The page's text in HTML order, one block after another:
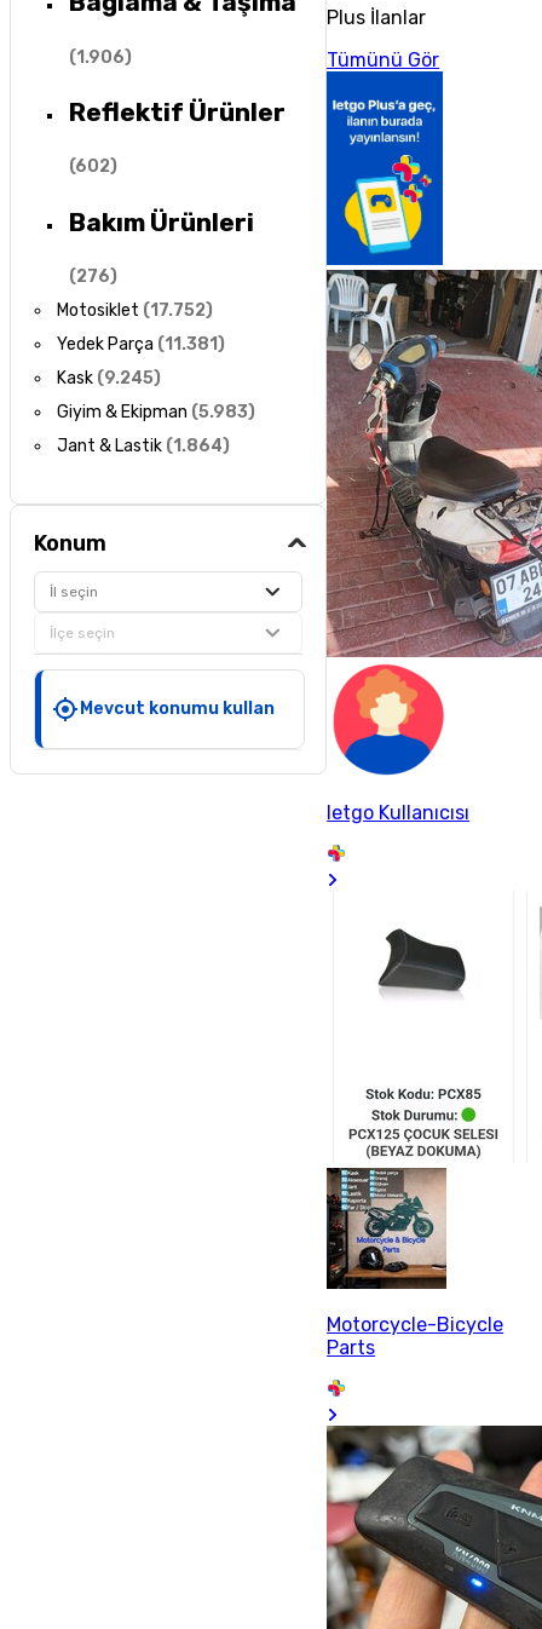
(1.906)
Reflektif Ürünler
(602)
Bakım Ürünleri
(276)
Motosiklet (17.752)
Yedek Parça (11.381)
Kask (9.245)
Giyim & Ekipman (5.983)
Jant & Lastik (1.864)
Konum
İl seçin
İlçe seçin
Mevcut konumu kullan
Plus İlanlar
Tümünü Gör
letgo Kullanıcısı
Motorcycle-Bicycle
Parts